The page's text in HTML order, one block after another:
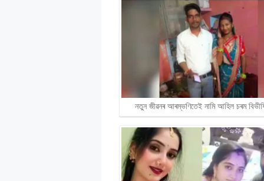
নতুন জীৱনৰ আৰম্ভণিতেই নামি আহিল চৰম